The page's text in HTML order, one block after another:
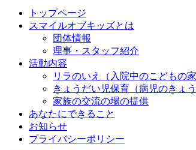
トップページ
スマイルオブキッズとは
団体情報
理事・スタッフ紹介
活動内容
リラのいえ
（入院中のこどもの
きょうだい児保育 （病児のきょ
家族の交流の場の提供
あなたにできること
お知らせ
プライバシーポリシー